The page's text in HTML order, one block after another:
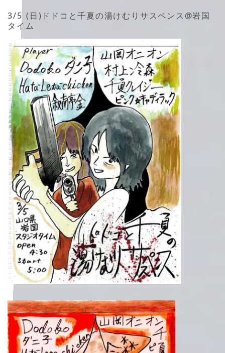
3/5 (日)ドドコと千夏の湯けむりサスペンス@岩国
タイム